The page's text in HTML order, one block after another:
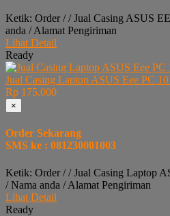
Ketik: Order / / Jual Casing ASUS
anda / Alamat Pengiriman
Lihat Detail
Ready
Jual Casing Laptop ASUS Eee PC
Rp 175.000
×
Order Sekarang
SMS ke : 081230001003
Ketik: Order / / Jual Casing Laptop
/ Nama anda / Alamat Pengiriman
Lihat Detail
Ready